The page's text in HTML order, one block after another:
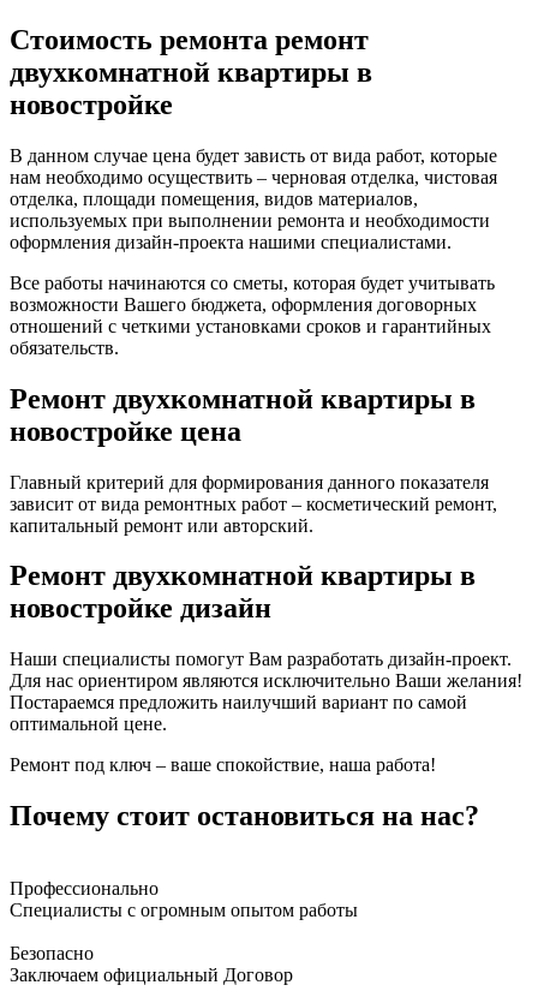
Стоимость ремонта ремонт
двухкомнатной квартиры в
новостройке
В данном случае цена будет зависть от вида работ, которые
нам необходимо осуществить – черновая отделка, чистовая
отделка, площади помещения, видов материалов,
используемых при выполнении ремонта и необходимости
оформления дизайн-проекта нашими специалистами.
Все работы начинаются со сметы, которая будет учитывать
возможности Вашего бюджета, оформления договорных
отношений с четкими установками сроков и гарантийных
обязательств.
Ремонт двухкомнатной квартиры в
новостройке цена
Главный критерий для формирования данного показателя
зависит от вида ремонтных работ – косметический ремонт,
капитальный ремонт или авторский.
Ремонт двухкомнатной квартиры в
новостройке дизайн
Наши специалисты помогут Вам разработать дизайн-проект.
Для нас ориентиром являются исключительно Ваши желания!
Постараемся предложить наилучший вариант по самой
оптимальной цене.
Ремонт под ключ – ваше спокойствие, наша работа!
Почему стоит остановиться на нас?
Профессионально
Специалисты с огромным опытом работы
Безопасно
Заключаем официальный Договор